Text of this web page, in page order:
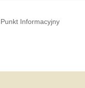
Punkt Informacyjny